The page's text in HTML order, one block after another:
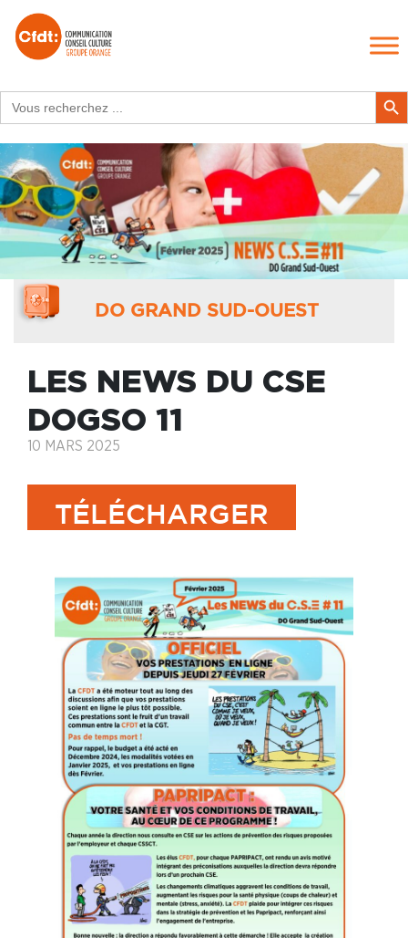
for:
Search
DO GRAND SUD-OUEST
LES NEWS DU CSE
DOGSO 11
10 MARS 2025
TÉLÉCHARGER